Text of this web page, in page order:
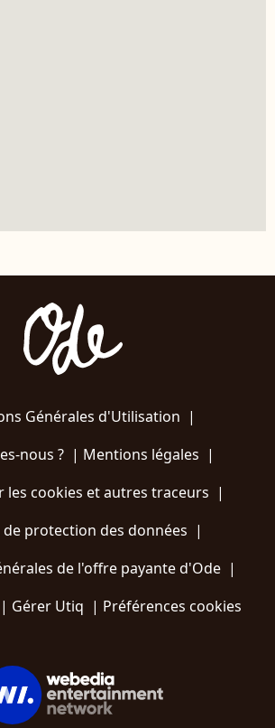
Générales d'Utilisation |
nous ?| Mentions légales |
les cookies et autres traceurs |
protection des données |
de l'offre payante d'Ode |
| Gérer Utiq | Préférences cookies